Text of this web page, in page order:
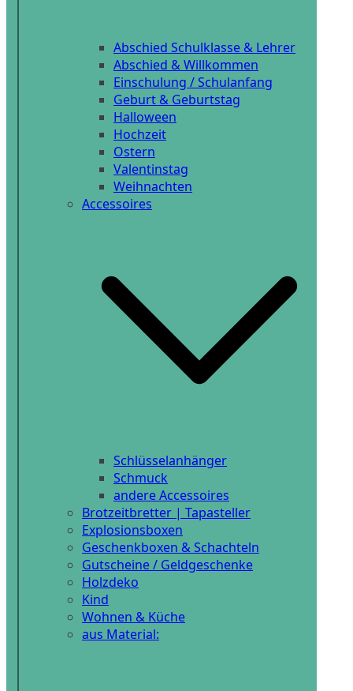
Abschied Schulklasse & Lehrer
Abschied & Willkommen
Einschulung / Schulanfang
Geburt & Geburtstag
Halloween
Hochzeit
Ostern
Valentinstag
Weihnachten
Accessoires
Schlüsselanhänger
Schmuck
andere Accessoires
Brotzeitbretter | Tapasteller
Explosionsboxen
Geschenkboxen & Schachteln
Gutscheine / Geldgeschenke
Holzdeko
Kind
Wohnen & Küche
aus Material: